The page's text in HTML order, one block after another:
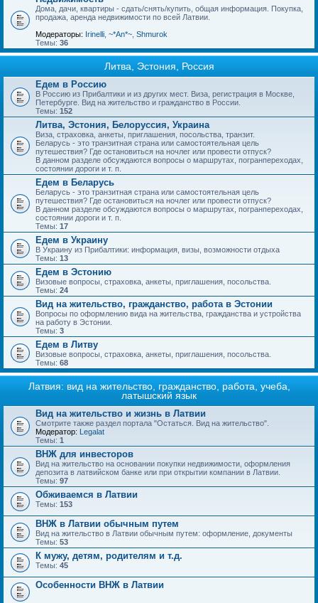
Дома, дачи, квартиры - сдать/снять/купить, общая информация. Покупка,
продажа, аренда недвижимости по всей Латвии.
Модераторы: Irinelli ~*An*~ Shmurok
Темы: 36
Литва, Эстония, Россия
Едем в Россию
В Россию из Прибалтики и из других мест. Виза, регистрация в Москве,
Петербурге. Вид на жительство и гражданство в России.
Темы: 152
Литва, Эстония, Белоруссия, Украина
Виза, страховка, анкеты, приглашения, посольства, транзит.
Беларусь - это транзитная страна или самостоятельная цель
путешествия? Где остановиться на ночлег или провести отпуск?
В данном разделе обсуждаются вопросы о маршрутах, погранпереходах,
состоянии дороги и т. п.
Едем в Беларусь
Беларусь - это транзитная страна или самостоятельная цель
путешествия? Где остановиться на ночлег или провести отпуск?
В данном разделе обсуждаются вопросы о маршрутах, погранпереходах,
состоянии дороги и т. п.
Темы: 17
Едем в Украину
В Украину из Прибалтики: информация, визы, возможности отдыха
Темы: 13
Едем в Эстонию
Визовые вопросы, страховка, анкеты, приглашения, посольства.
Темы: 24
Вид на жительство, гражданство, работа в Эстонии
Вопросы по оформлению вида на жительства, гражданства и устройства
на работу в Эстонии.
Темы: 3
Едем в Литву
Визовые вопросы, страховка, анкеты, приглашения, посольства.
Темы: 68
Латвия: вид на жительство, гражданство, работа, учеба,
латышский язык
Вид на жительство и жизнь в Латвии
Смотрите также раздел портала "Остаться. Вид на жительство".
Модератор:
Legalat
Темы: 1
ВНЖ для инвесторов
Вид на жительство на основании покупки недвижимости, оформления
депозита в латвийском банке или при открытии компании в Латвии.
Темы: 97
Обживаемся в Латвии
Темы: 153
ВНЖ в Латвии обычным путем
Вид на жительство в Латвии обычным путем: оформление, документы
Темы: 53
К мужу, детям, родителям и т.д.
Темы: 45
Особенности ВНЖ в Латвии